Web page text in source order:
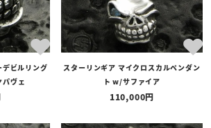
デビルリング
ヴェ
スターリンギア マイクロスカルペンダン
ト w/サファイア
110,000